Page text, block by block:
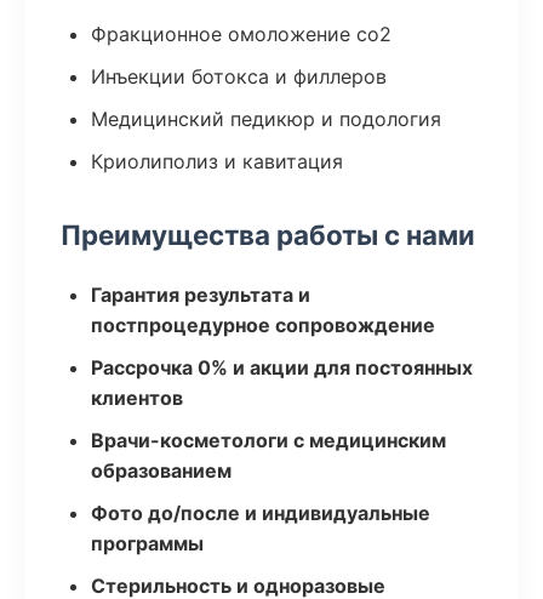
Фракционное омоложение co2
Инъекции ботокса и филлеров
Медицинский педикюр и подология
Криолиполиз и кавитация
Преимущества работы с нами
Гарантия результата и
постпроцедурное сопровождение
Рассрочка 0% и акции для постоянных
клиентов
Врачи-косметологи с медицинским
образованием
Фото до/после и индивидуальные
программы
Стерильность и одноразовые